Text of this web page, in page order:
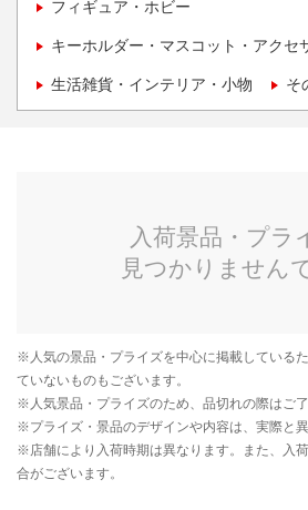
フィギュア・ホビー
キーホルダー・マスコット・アクセ
生活雑貨・インテリア・小物 そ